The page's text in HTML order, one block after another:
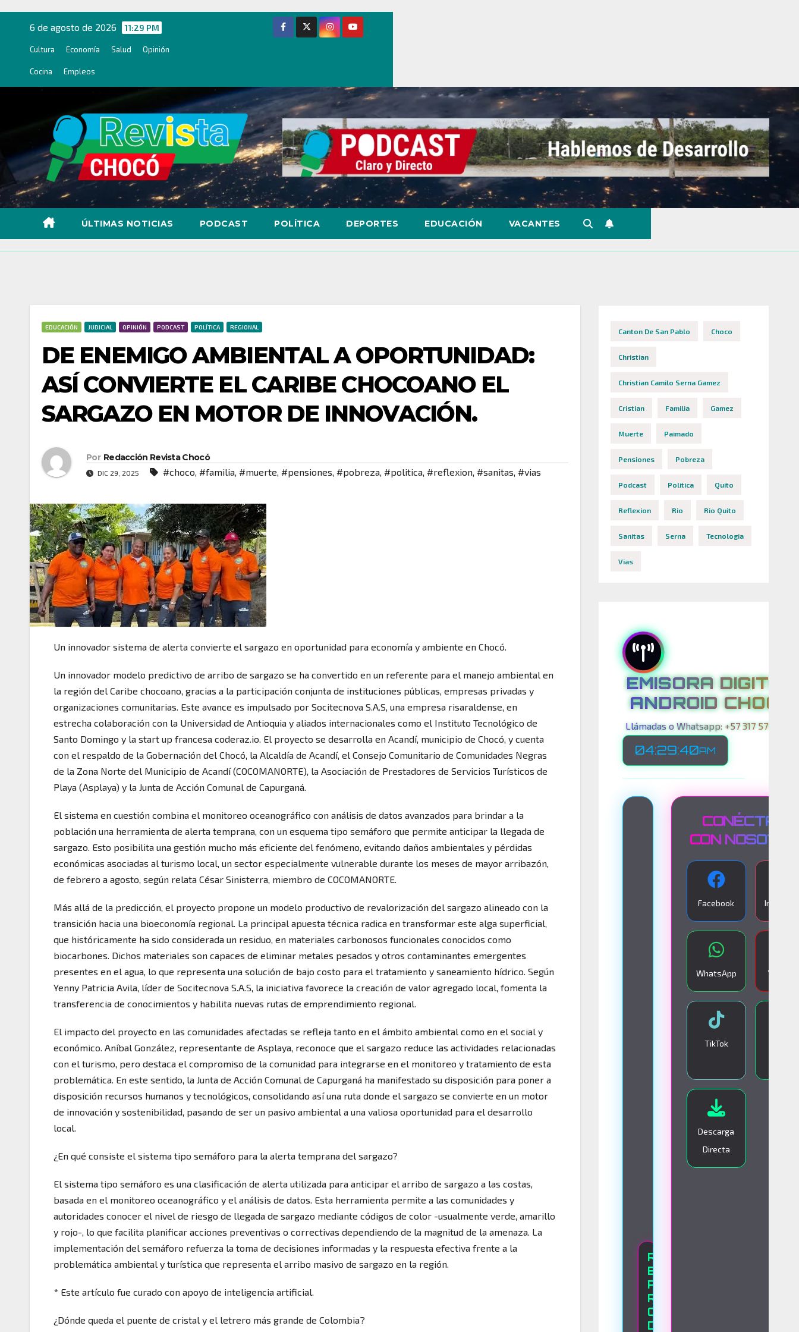
contenido
6 de agosto de 2026 11:29 PM
Cultura Economía Salud Opinión
Cocina Empleos
ÚLTIMAS NOTICIAS PODCAST POLÍTICA DEPORTES EDUCACIÓN VACANTES
EDUCACIÓN JUDICIAL OPINIÓN PODCAST POLÍTICA REGIONAL
DE ENEMIGO AMBIENTAL A OPORTUNIDAD:
ASÍ CONVIERTE EL CARIBE CHOCOANO EL
SARGAZO EN MOTOR DE INNOVACIÓN.
Por Redacción Revista Chocó
DIC 29, 2025 #choco #familia #muerte #pensiones #pobreza #politica #reflexion #sanitas #vias
Un innovador sistema de alerta convierte el sargazo en oportunidad para economía y ambiente en Chocó.
Un innovador modelo predictivo de arribo de sargazo se ha convertido en un referente para el manejo ambiental en
la región del Caribe chocoano, gracias a la participación conjunta de instituciones públicas, empresas privadas y
organizaciones comunitarias. Este avance es impulsado por Socitecnova S.A.S, una empresa risaraldense, en
estrecha colaboración con la Universidad de Antioquia y aliados internacionales como el Instituto Tecnológico de
Santo Domingo y la start up francesa coderaz.io. El proyecto se desarrolla en Acandí, municipio de Chocó, y cuenta
con el respaldo de la Gobernación del Chocó, la Alcaldía de Acandí, el Consejo Comunitario de Comunidades Negras
de la Zona Norte del Municipio de Acandí (COCOMANORTE), la Asociación de Prestadores de Servicios Turísticos de
Playa (Asplaya) y la Junta de Acción Comunal de Capurganá.
El sistema en cuestión combina el monitoreo oceanográfico con análisis de datos avanzados para brindar a la
población una herramienta de alerta temprana, con un esquema tipo semáforo que permite anticipar la llegada de
sargazo. Esto posibilita una gestión mucho más eficiente del fenómeno, evitando daños ambientales y pérdidas
económicas asociadas al turismo local, un sector especialmente vulnerable durante los meses de mayor arribazón,
de febrero a agosto, según relata César Sinisterra, miembro de COCOMANORTE.
Más allá de la predicción, el proyecto propone un modelo productivo de revalorización del sargazo alineado con la
transición hacia una bioeconomía regional. La principal apuesta técnica radica en transformar este alga superficial,
que históricamente ha sido considerada un residuo, en materiales carbonosos funcionales conocidos como
biocarbones. Dichos materiales son capaces de eliminar metales pesados y otros contaminantes emergentes
presentes en el agua, lo que representa una solución de bajo costo para el tratamiento y saneamiento hídrico. Según
Yenny Patricia Avila, líder de Socitecnova S.A.S, la iniciativa favorece la creación de valor agregado local, fomenta la
transferencia de conocimientos y habilita nuevas rutas de emprendimiento regional.
El impacto del proyecto en las comunidades afectadas se refleja tanto en el ámbito ambiental como en el social y
económico. Aníbal González, representante de Asplaya, reconoce que el sargazo reduce las actividades relacionadas
con el turismo, pero destaca el compromiso de la comunidad para integrarse en el monitoreo y tratamiento de esta
problemática. En este sentido, la Junta de Acción Comunal de Capurganá ha manifestado su disposición para poner a
disposición recursos humanos y tecnológicos, consolidando así una ruta donde el sargazo se convierte en un motor
de innovación y sostenibilidad, pasando de ser un pasivo ambiental a una valiosa oportunidad para el desarrollo
local.
¿En qué consiste el sistema tipo semáforo para la alerta temprana del sargazo?
El sistema tipo semáforo es una clasificación de alerta utilizada para anticipar el arribo de sargazo a las costas,
basada en el monitoreo oceanográfico y el análisis de datos. Esta herramienta permite a las comunidades y
autoridades conocer el nivel de riesgo de llegada de sargazo mediante códigos de color -usualmente verde, amarillo
y rojo-, lo que facilita planificar acciones preventivas o correctivas dependiendo de la magnitud de la amenaza. La
implementación del semáforo refuerza la toma de decisiones informadas y la respuesta efectiva frente a la
problemática ambiental y turística que representa el arribo masivo de sargazo en la región.
* Este artículo fue curado con apoyo de inteligencia artificial.
¿Dónde queda el puente de cristal y el letrero más grande de Colombia?
Canton De San Pablo Choco
Christian
Christian Camilo Serna Gamez
Cristian Familia Gamez
Muerte Paimado
Pensiones Pobreza
Podcast Politica Quito
Reflexion Rio Rio Quito
Sanitas Serna Tecnologia
Vias
EMISORA DIGITAL
ANDROID CHOCO
Llámadas o Whatsapp: +57 317 575 00 21
04:29:42AM
R
E
P
R
O
D
CONÉCTATE
CON
Facebook
WhatsApp YouTube
TikTok
Descarga
Directa